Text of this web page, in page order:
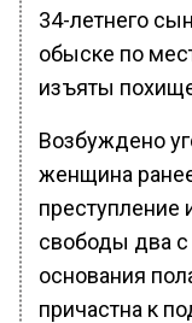
34-летнего
обыске по
изъяты
Возбуждено
женщина
преступление
свободы два
основания
причастна к